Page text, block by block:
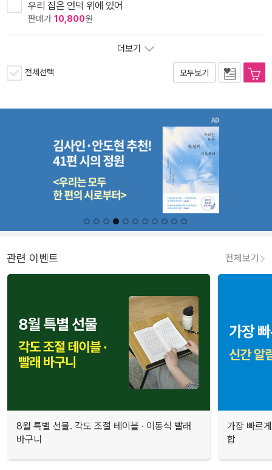
우리 집은 언덕 위에 있어
판매가 10,800원
더보기
전체선택 모두보기
관련 이벤트 전체보기
8월 특별 선물. 각도 조절 테이블 · 이동식 빨래
바구니
가장 빠르
합